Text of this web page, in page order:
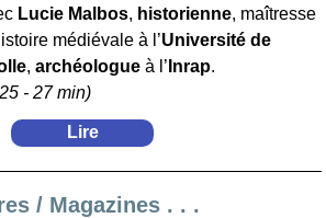
Lucie Malbos, historienne, maîtresse
médiévale à l’Université de
, archéologue à l’ Inrap.
- 27 min)
Lire
/ Magazines . . .